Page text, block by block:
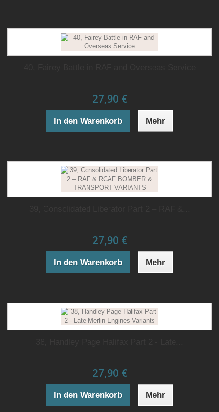
27,90 €
In den Warenkorb Mehr
27,90 €
In den Warenkorb Mehr
27,90 €
In den Warenkorb Mehr